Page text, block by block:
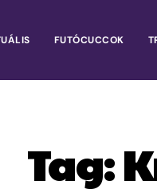
FUTÓCUCCOK
Tag: